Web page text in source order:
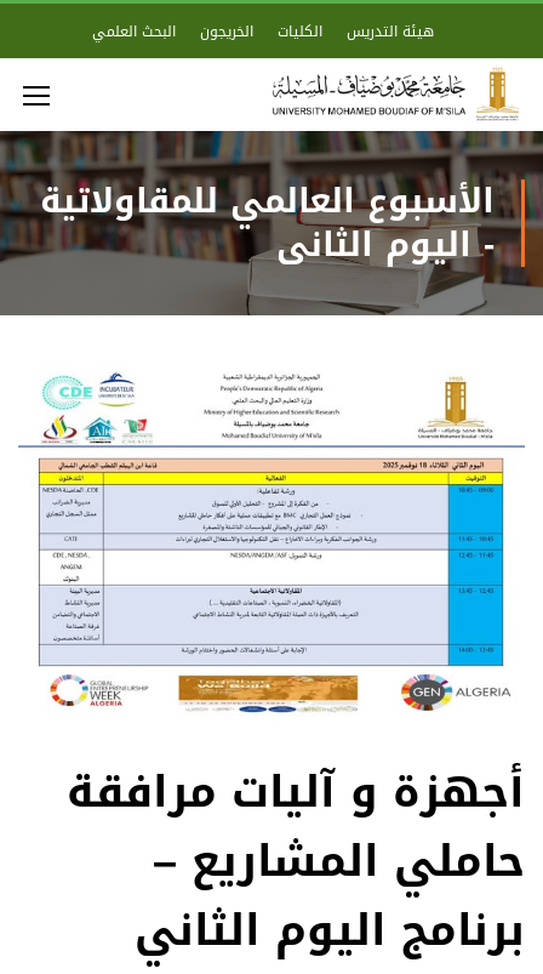
هيئة التدريس الكليات الخريجون البحث العلمي
الأسبوع العالمي للمقاولاتية
- اليوم الثاني
أجهزة و آليات مرافقة
حاملي المشاريع –
برنامج اليوم الثاني